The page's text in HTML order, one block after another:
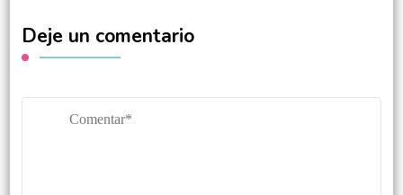
Deje un comentario